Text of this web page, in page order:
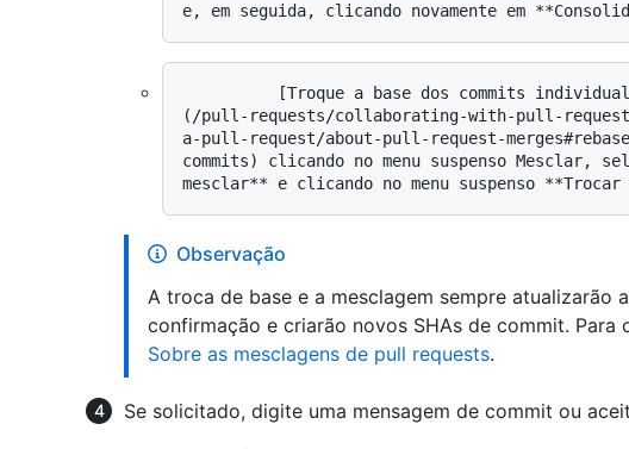
(/pull-requests/collaborating-with-pull-
a-pull-request/about-pull-request-
commits) clicando no menu suspenso Mesclar,
Observação
A troca de base e a mesclagem sempre atualizarão
confirmação e criarão novos SHAs de commit. Para
Sobre as mesclagens de pull requests.
Se solicitado, digite uma mensagem de commit ou